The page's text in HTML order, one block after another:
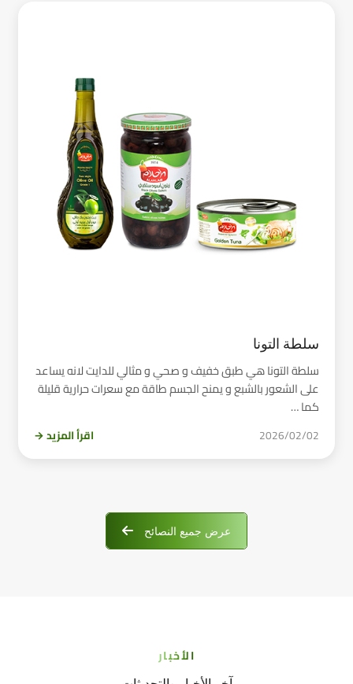
سلطة التونا
سلطة التونا هي طبق خفيف و صحي و مثالي للدايت لانه يساعد
على الشعور بالشبع و يمنح الجسم طاقة مع سعرات حرارية قليلة
كما …
2026/02/02 اقرأ المزيد →
عرض جميع النصائح
الأخبار